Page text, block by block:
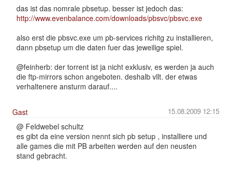
das ist das nomrale pbsetup. besser ist jedoch das:
http://www.evenbalance.com/downloads/pbsvc/pbsvc.exe
also erst die pbsvc.exe um pb-services richitg zu installieren,
dann pbsetup um die daten fuer das jeweilige spiel.
@feinherb: der torrent ist ja nicht exklusiv, es werden ja auch
die ftp-mirrors schon angeboten. deshalb vllt. der etwas
verhaltenere ansturm darauf....
15.08.2009 12:15
Gast
@ Feldwebel schultz
es gibt da eine version nennt sich pb setup , installiere und
alle games die mit PB arbeiten werden auf den neusten
stand gebracht.